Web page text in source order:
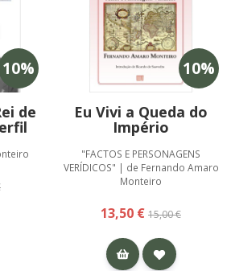
10%
de
10%
Eu Vivi a Queda do
Império
"FACTOS E PERSONAGENS
VERÍDICOS" | de Fernando Amaro
Monteiro
13,50 € 15,00 €